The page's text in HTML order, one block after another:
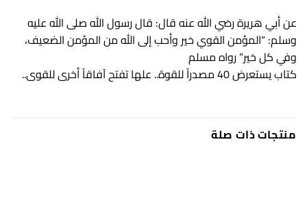
عن أبي هريرة رضي الله عنه قال: قال رسول الله صلى الله عليه
وسلم: “المؤمن القوي خير وأحب إلى الله من المؤمن الضعيف،
وفي كل خير” رواه مسلم
كتاب يستعرض 40 مصدراً للقوة.. علها تفتح آفاقاً أخرى للقوى..
منتجات ذات صلة